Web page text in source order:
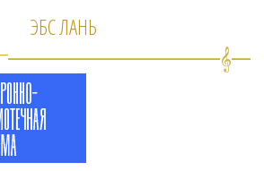
ЭБС ЛАНЬ